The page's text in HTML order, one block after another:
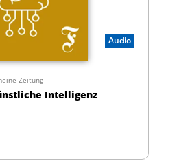
Audio
Zeitung
Intelligenz